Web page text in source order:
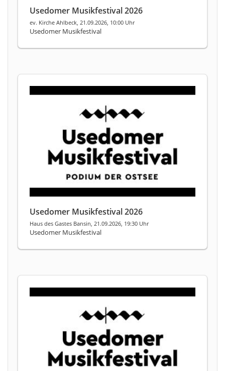
Usedomer Musikfestival 2026
ev. Kirche Ahlbeck, 21.09.2026, 10:00 Uhr
Usedomer Musikfestival
Usedomer Musikfestival 2026
Haus des Gastes Bansin, 21.09.2026, 19:30 Uhr
Usedomer Musikfestival